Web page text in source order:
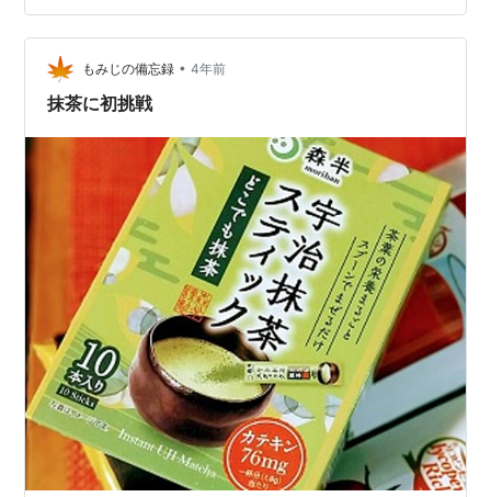
に入らなかったものがあります。 かれこれ半年もの間、
ずっとずっと恋焦がれてた商品です。 手に入らない理由
は、やはり通販で売ってない商品だからです。 正確に
は、売ってないわけじゃなくて、１個…
もみじの備忘録 • 4年前
抹茶に初挑戦